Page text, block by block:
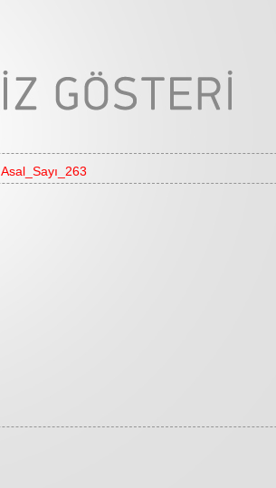
Asal_Sayı_263